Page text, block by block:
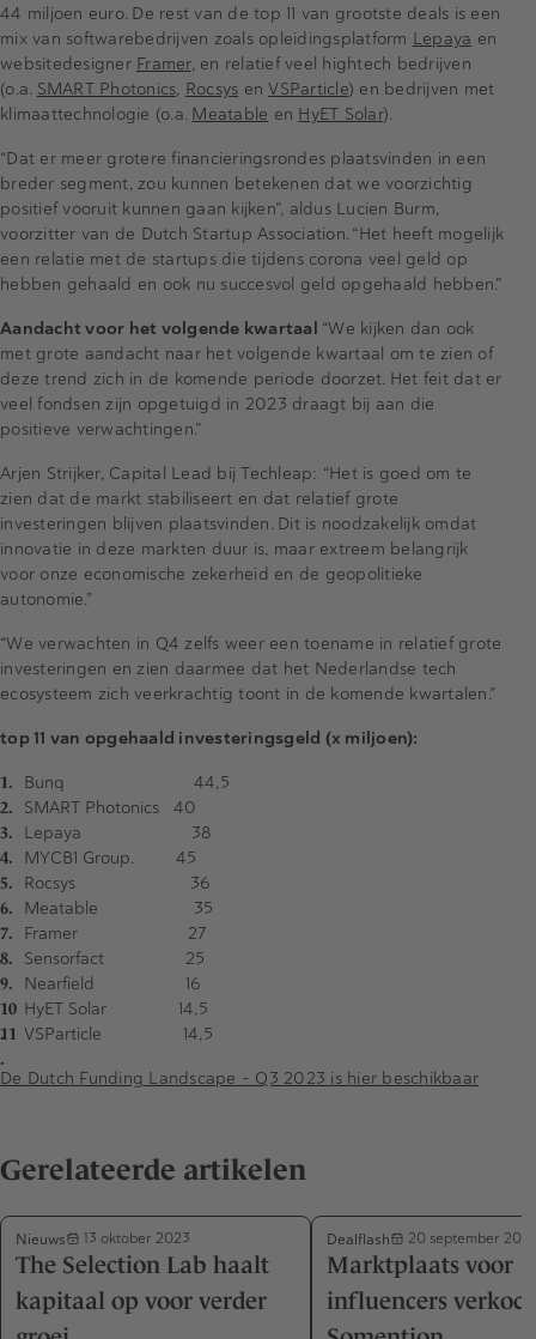
44 miljoen euro. De rest van de top 11 van grootste deals is een
mix van softwarebedrijven zoals opleidingsplatform Lepaya en
websitedesigner Framer, en relatief veel hightech bedrijven
(o.a. SMART Photonics, Rocsys enVSParticle) en bedrijven met
klimaattechnologie (o.a. Meatable en HyET Solar).
“Dat er meer grotere financieringsrondes plaatsvinden in een
breder segment, zou kunnen betekenen dat we voorzichtig
positief vooruit kunnen gaan kijken”, aldus Lucien Burm,
voorzitter van de Dutch Startup Association. “Het heeft mogelijk
een relatie met de startups die tijdens corona veel geld op
hebben gehaald en ook nu succesvol geld opgehaald hebben.”
Aandacht voor het volgende kwartaal “We kijken dan ook
met grote aandacht naar het volgende kwartaal om te zien of
deze trend zich in de komende periode doorzet. Het feit dat er
veel fondsen zijn opgetuigd in 2023 draagt bij aan die
positieve verwachtingen.”
Arjen Strijker, Capital Lead bij Techleap: “Het is goed om te
zien dat de markt stabiliseert en dat relatief grote
investeringen blijven plaatsvinden. Dit is noodzakelijk omdat
innovatie in deze markten duur is, maar extreem belangrijk
voor onze economische zekerheid en de geopolitieke
autonomie.”
“We verwachten in Q4 zelfs weer een toename in relatief grote
investeringen en zien daarmee dat het Nederlandse tech
ecosysteem zich veerkrachtig toont in de komende kwartalen.”
top 11 van opgehaald investeringsgeld (x miljoen):
Bunq 44,5
SMART Photonics 40
Lepaya 38
MYCB1 Group. 45
Rocsys 36
Meatable 35
Framer 27
Sensorfact 25
Nearfield 16
HyET Solar 14,5
VSParticle 14,5
De Dutch Funding Landscape - Q3 2023 is hier beschikbaar
Gerelateerde artikelen
Nieuws 13 oktober 2023
The Selection Lab haalt
kapitaal op voor verder
Dealflash 20 september
Marktplaats voor
influencers